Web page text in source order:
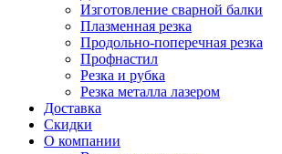
Изготовление сварной балки
Плазменная резка
Продольно-поперечная резка
Профнастил
Резка и рубка
Резка металла лазером
Доставка
Скидки
О компании